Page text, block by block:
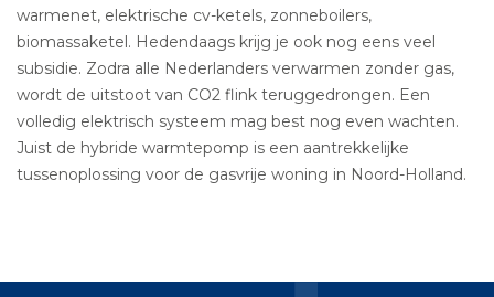
warmenet, elektrische cv-ketels, zonneboilers,
biomassaketel. Hedendaags krijg je ook nog eens veel
subsidie. Zodra alle Nederlanders verwarmen zonder gas,
wordt de uitstoot van CO2 flink teruggedrongen. Een
volledig elektrisch systeem mag best nog even wachten.
Juist de hybride warmtepomp is een aantrekkelijke
tussenoplossing voor de gasvrije woning in Noord-Holland.